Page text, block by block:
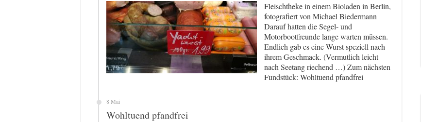
Fleischtheke in einem Bioladen in Berlin,
fotografiert von Michael Biedermann
Darauf hatten die Segel- und
Motorbootfreunde lange warten müssen.
Endlich gab es eine Wurst speziell nach
ihrem Geschmack. (Vermutlich leicht
nach Seetang riechend …) Zum nächsten
Fundstück: Wohltuend pfandfrei
8 Mai
Wohltuend pfandfrei